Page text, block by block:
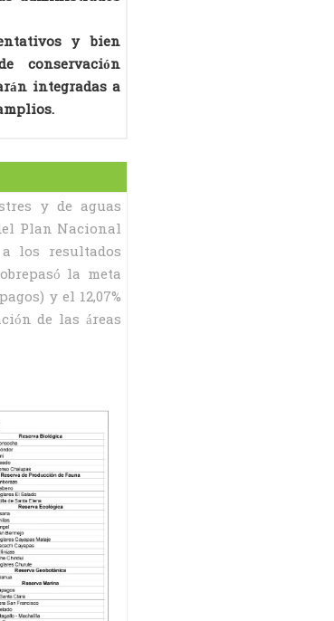
y bien
conservación
integradas a
y de aguas
Plan Nacional
los resultados
la meta
y el 12,07%
de las áreas